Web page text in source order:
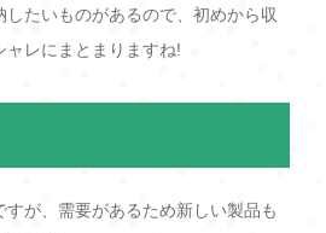
たいものがあるので、初めから収
レにまとまりますね!
が、需要があるため新しい製品も